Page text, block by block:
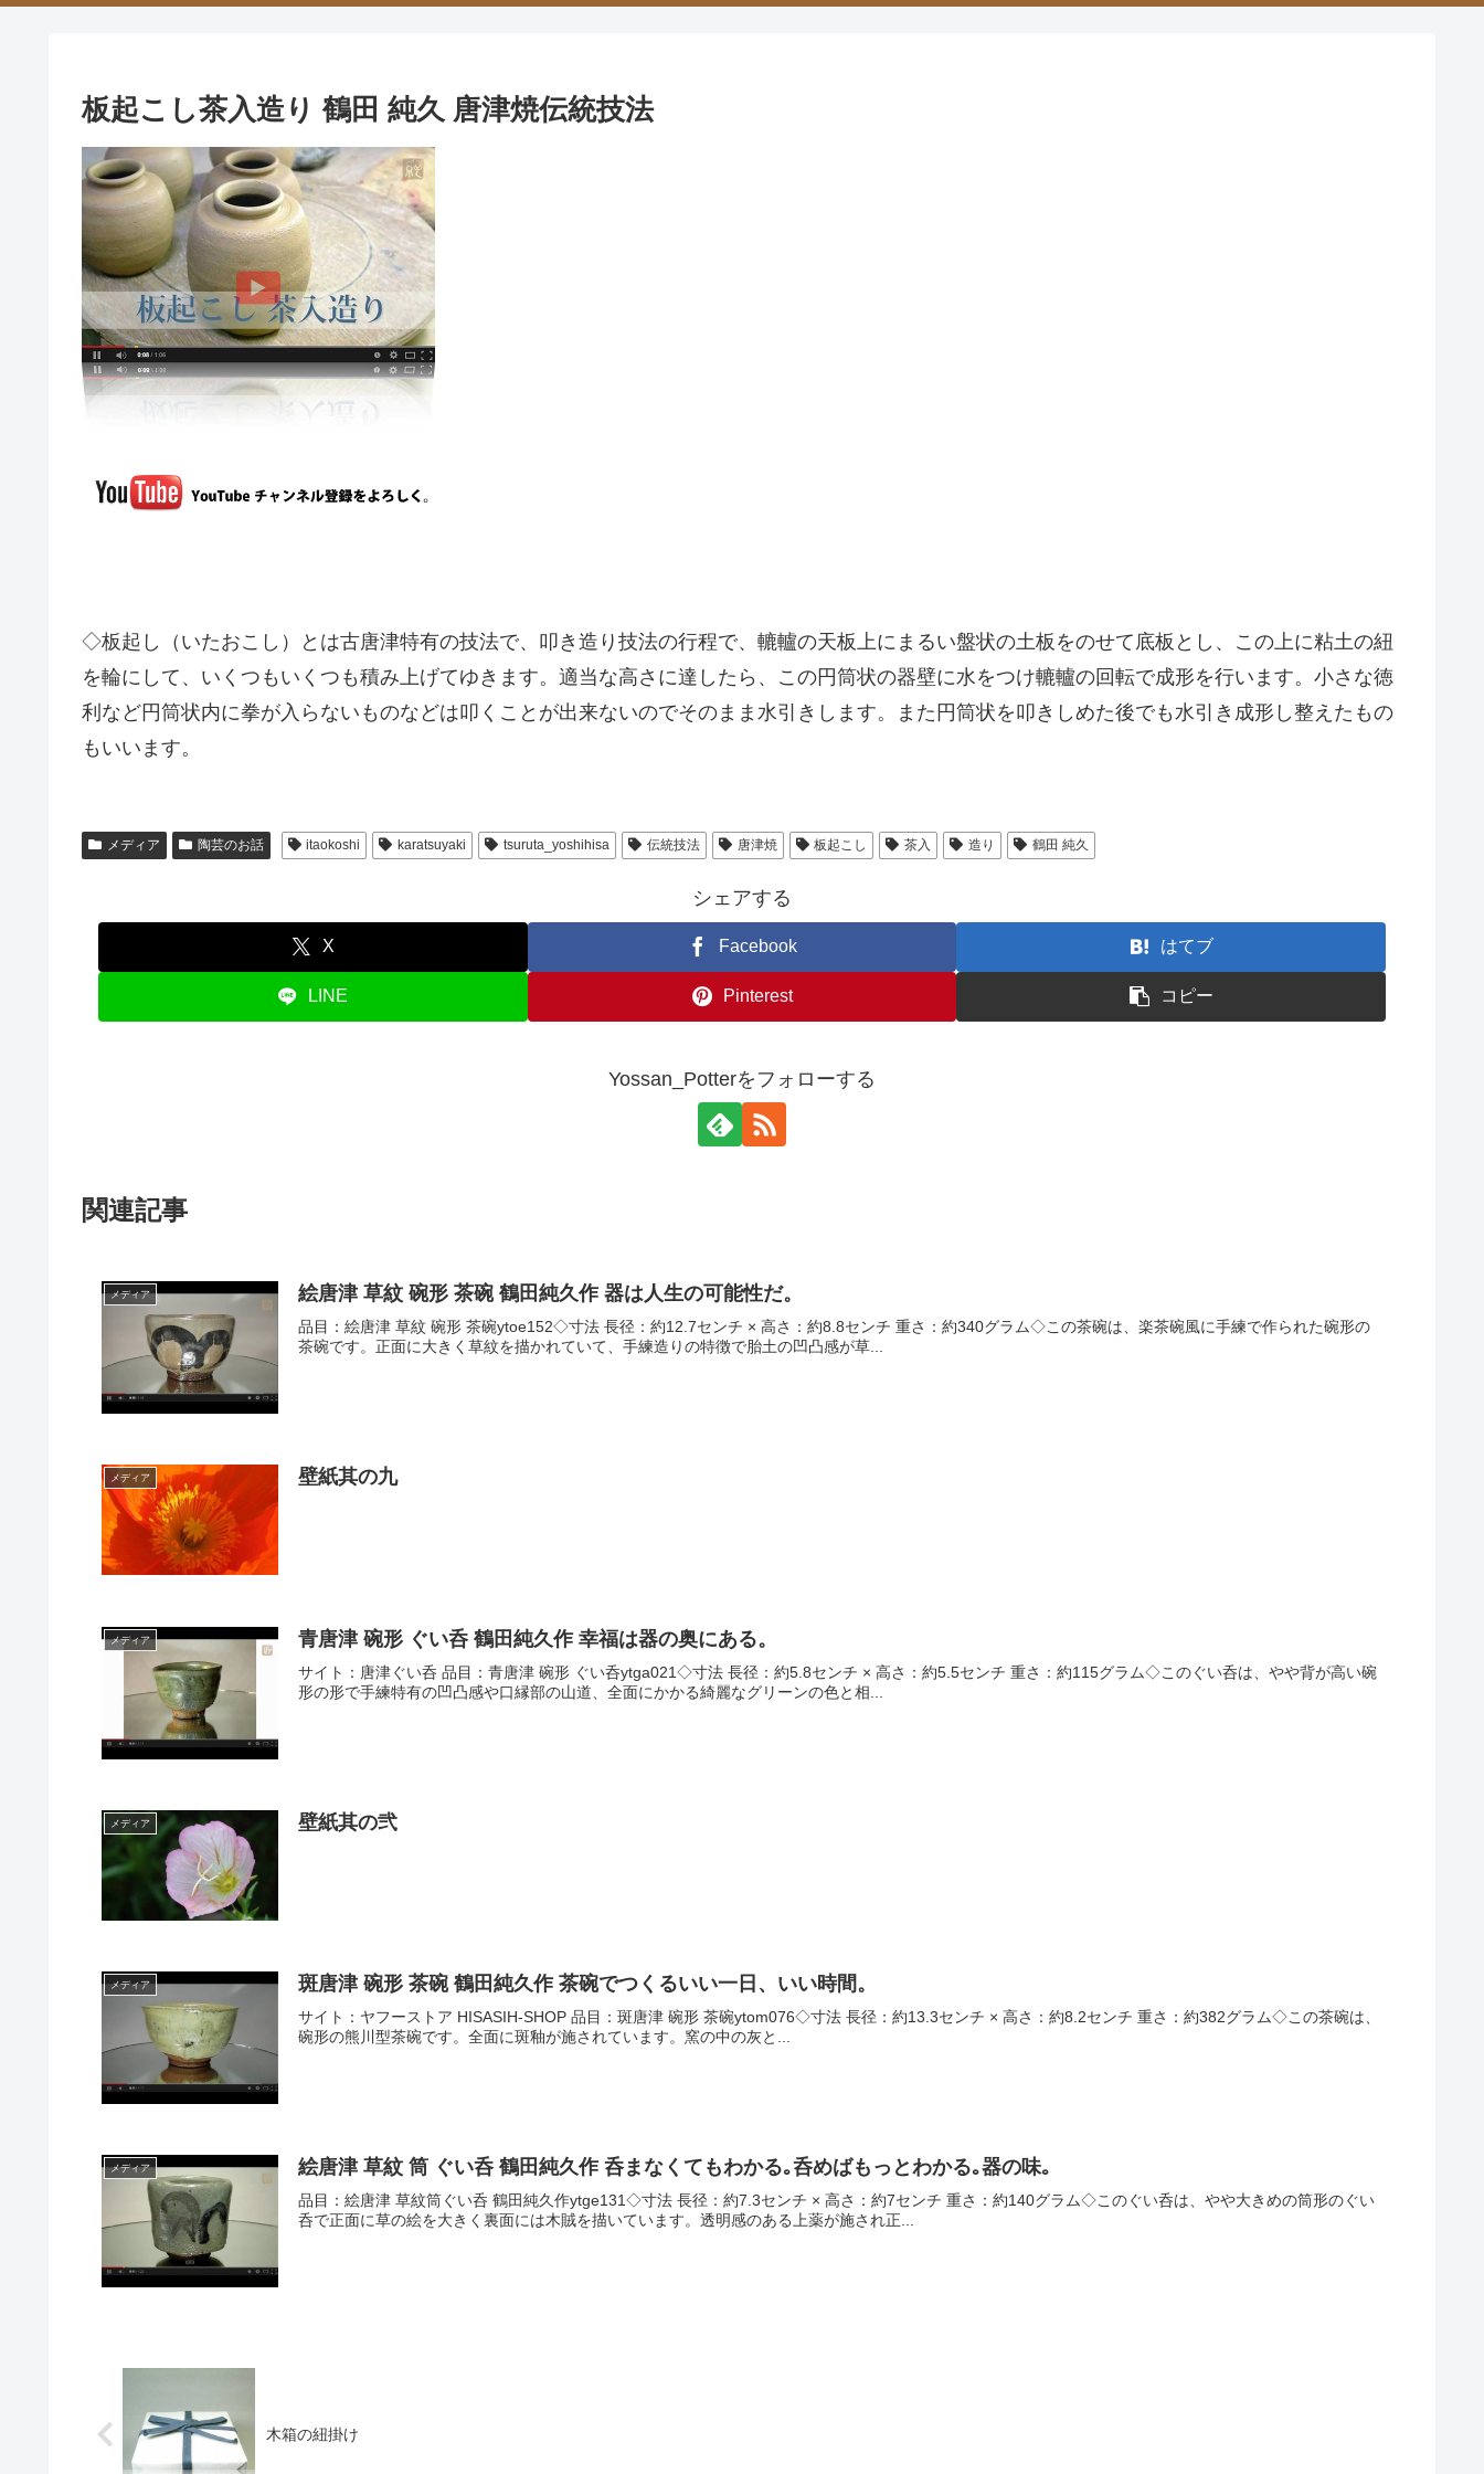
板起こし茶入造り 鶴田 純久 唐津焼伝統技法
◇板起し（いたおこし）とは古唐津特有の技法で、叩き造り技法の行程で、轆轤の天板上にまるい盤状の土板をのせて底板とし、この上に粘土の紐
を輪にして、いくつもいくつも積み上げてゆきます。適当な高さに達したら、この円筒状の器壁に水をつけ轆轤の回転で成形を行います。小さな徳
利など円筒状内に拳が入らないものなどは叩くことが出来ないのでそのまま水引きします。また円筒状を叩きしめた後でも水引き成形し整えたもの
もいいます。
メディア 陶芸のお話 itaokoshi karatsuyaki tsuruta_yoshihisa 伝統技法 唐津焼 板起こし 茶入 造り 鶴田 純久
シェアする
X Facebook はてブ
LINE Pinterest コピー
Yossan_Potterをフォローする
関連記事
メディア 絵唐津 草紋 碗形 茶碗 鶴田純久作 器は人生の可能性だ。
品目：絵唐津 草紋 碗形 茶碗ytoe152◇寸法 長径：約12.7センチ × 高さ：約8.8センチ 重さ：約340グラム◇この茶碗は、楽茶碗風に手練で作られた碗形の
茶碗です。正面に大きく草紋を描かれていて、手練造りの特徴で胎土の凹凸感が草...
メディア 壁紙其の九
メディア 青唐津 碗形 ぐい呑 鶴田純久作 幸福は器の奥にある。
サイト：唐津ぐい呑 品目：青唐津 碗形 ぐい呑ytga021◇寸法 長径：約5.8センチ × 高さ：約5.5センチ 重さ：約115グラム◇このぐい呑は、やや背が高い碗
形の形で手練特有の凹凸感や口縁部の山道、全面にかかる綺麗なグリーンの色と相...
メディア 壁紙其の弐
メディア 斑唐津 碗形 茶碗 鶴田純久作 茶碗でつくるいい一日、いい時間。
サイト：ヤフーストア HISASIH-SHOP 品目：斑唐津 碗形 茶碗ytom076◇寸法 長径：約13.3センチ × 高さ：約8.2センチ 重さ：約382グラム◇この茶碗は、
碗形の熊川型茶碗です。全面に斑釉が施されています。窯の中の灰と...
メディア 絵唐津 草紋 筒 ぐい呑 鶴田純久作 呑まなくてもわかる｡呑めばもっとわかる｡器の味｡
品目：絵唐津 草紋筒ぐい呑 鶴田純久作ytge131◇寸法 長径：約7.3センチ × 高さ：約7センチ 重さ：約140グラム◇このぐい呑は、やや大きめの筒形のぐい
呑で正面に草の絵を大きく裏面には木賊を描いています。透明感のある上薬が施され正...
木箱の紐掛け